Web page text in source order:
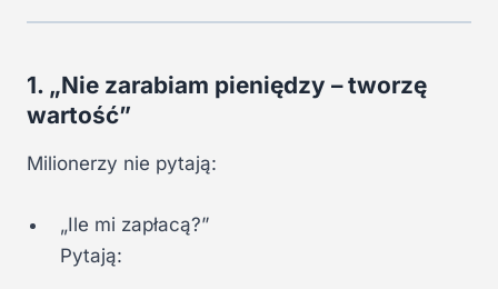
1. „Nie zarabiam pieniędzy – tworzę
wartość”
Milionerzy nie pytają:
„Ile mi zapłacą?”
Pytają: